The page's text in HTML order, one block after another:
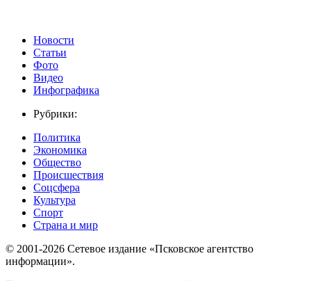
Новости
Статьи
Фото
Видео
Инфографика
Рубрики:
Политика
Экономика
Общество
Происшествия
Соцсфера
Культура
Спорт
Страна и мир
© 2001-2026 Сетевое издание «Псковское агентство
информации».